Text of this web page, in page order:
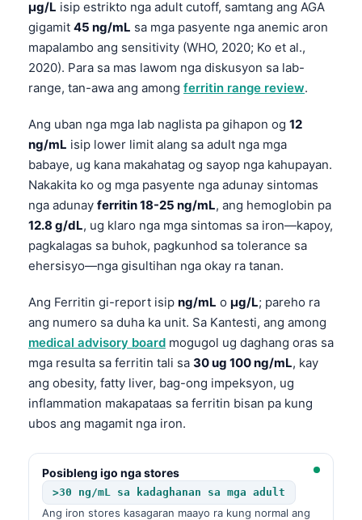
µg/L isip estrikto nga adult cutoff, samtang ang AGA
gigamit 45 ng/mL sa mga pasyente nga anemic aron
mapalambo ang sensitivity (WHO, 2020; Ko et al.,
2020). Para sa mas lawom nga diskusyon sa lab-
range, tan-awa ang among ferritin range review.
Ang uban nga mga lab naglista pa gihapon og 12
ng/mL isip lower limit alang sa adult nga mga
babaye, ug kana makahatag og sayop nga kahupayan.
Nakakita ko og mga pasyente nga adunay sintomas
nga adunay ferritin 18-25 ng/mL, ang hemoglobin pa
12.8 g/dL, ug klaro nga mga sintomas sa iron—kapoy,
pagkalagas sa buhok, pagkunhod sa tolerance sa
ehersisyo—nga gisultihan nga okay ra tanan.
Ang Ferritin gi-report isip ng/mL o µg/L; pareho ra
ang numero sa duha ka unit. Sa Kantesti, ang among
medical advisory board mogugol ug daghang oras sa
mga resulta sa ferritin tali sa 30 ug 100 ng/mL, kay
ang obesity, fatty liver, bag-ong impeksyon, ug
inflammation makapataas sa ferritin bisan pa kung
ubos ang magamit nga iron.
Posibleng igo nga stores
>30 ng/mL sa kadaghanan sa mga adult
Ang iron stores kasagaran maayo ra kung normal ang